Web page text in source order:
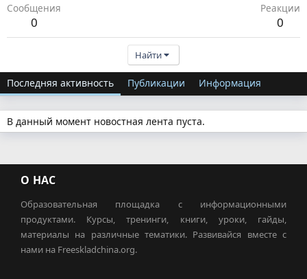
Сообщения
0
Реакции
0
Найти
Последняя активность Публикации Информация
В данный момент новостная лента пуста.
О НАС
Образовательная площадка с информационными
продуктами. Курсы, тренинги, книги, уроки, гайды,
материалы на различные тематики. Развивайся вместе с
нами на Freeskladchina.org.